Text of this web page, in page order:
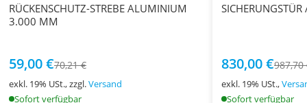
RÜCKENSCHUTZ-STREBE ALUMINIUM
3.000 MM
59,00 €70,21 €
exkl. 19% USt., zzgl.Versand
Sofort verfügbar
830,00 €987,70
exkl. 19% USt.,
Sofort verfügbar